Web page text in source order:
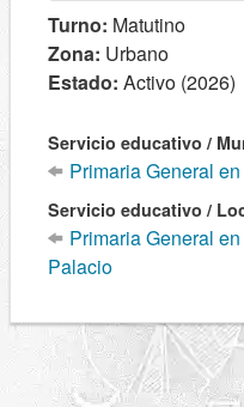
Turno: Matutino
Zona: Urbano
Estado: Activo (2026)
Servicio educativo /
Primaria General
Servicio educativo /
Primaria General
Palacio